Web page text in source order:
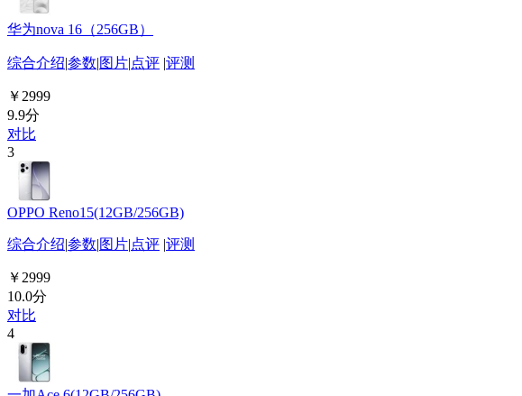
华为nova 16（256GB）
综合介绍|参数|图片|点评 |评测
￥2999
9.9分
对比
3
OPPO Reno15(12GB/256GB)
综合介绍|参数|图片|点评 |评测
￥2999
10.0分
对比
4